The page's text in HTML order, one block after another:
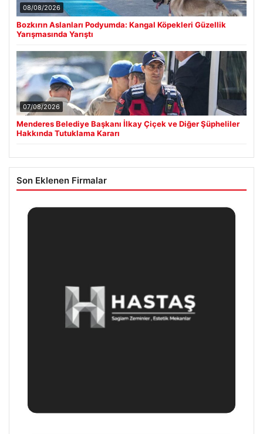
08/08/2026
Bozkırın Aslanları Podyumda: Kangal Köpekleri Güzellik
Yarışmasında Yarıştı
07/08/2026
Menderes Belediye Başkanı İlkay Çiçek ve Diğer Şüpheliler
Hakkında Tutuklama Kararı
Son Eklenen Firmalar